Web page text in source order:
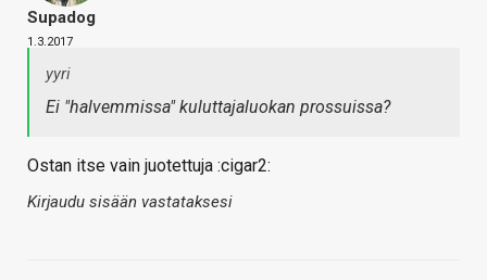
Supadog
1.3.2017
yyri
Ei "halvemmissa" kuluttajaluokan prossuissa?
Ostan itse vain juotettuja :cigar2:
Kirjaudu sisään vastataksesi